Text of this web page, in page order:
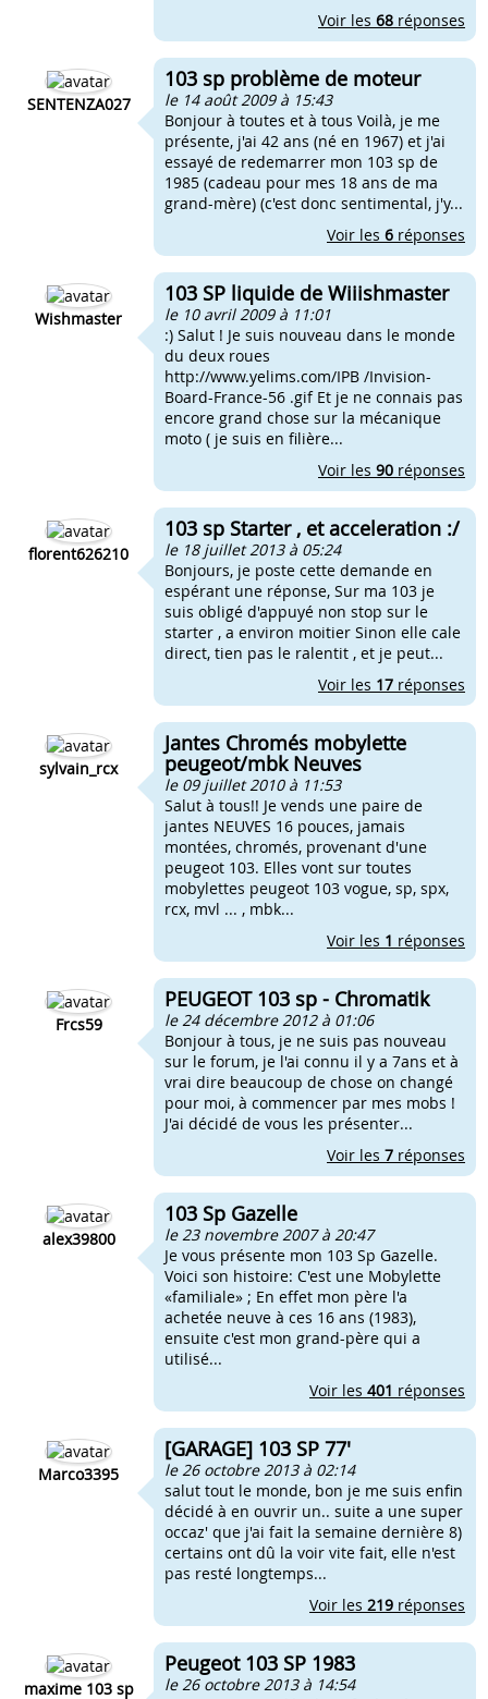
Voir les 68 réponses
SENTENZA027
103 sp problème de moteur
le 14 août 2009 à 15:43
Bonjour à toutes et à tous Voilà, je me
présente, j'ai 42 ans (né en 1967) et j'ai
essayé de redemarrer mon 103 sp de
1985 (cadeau pour mes 18 ans de ma
grand-mère) (c'est donc sentimental, j'y...
Voir les 6 réponses
Wishmaster
103 SP liquide de Wiiishmaster
le 10 avril 2009 à 11:01
:) Salut ! Je suis nouveau dans le monde
du deux roues
http://www.yelims.com/IPB /Invision-
Board-France-56 .gif Et je ne connais pas
encore grand chose sur la mécanique
moto ( je suis en filière...
Voir les 90 réponses
florent626210
103 sp Starter , et acceleration :/
le 18 juillet 2013 à 05:24
Bonjours, je poste cette demande en
espérant une réponse, Sur ma 103 je
suis obligé d'appuyé non stop sur le
starter , a environ moitier Sinon elle cale
direct, tien pas le ralentit , et je peut...
Voir les 17 réponses
sylvain_rcx
Jantes Chromés mobylette
peugeot/mbk Neuves
le 09 juillet 2010 à 11:53
Salut à tous!! Je vends une paire de
jantes NEUVES 16 pouces, jamais
montées, chromés, provenant d'une
peugeot 103. Elles vont sur toutes
mobylettes peugeot 103 vogue, sp, spx,
rcx, mvl ... , mbk...
Voir les 1 réponses
Frcs59
PEUGEOT 103 sp - Chromatik
le 24 décembre 2012 à 01:06
Bonjour à tous, je ne suis pas nouveau
sur le forum, je l'ai connu il y a 7ans et à
vrai dire beaucoup de chose on changé
pour moi, à commencer par mes mobs !
J'ai décidé de vous les présenter...
Voir les 7 réponses
alex39800
103 Sp Gazelle
le 23 novembre 2007 à 20:47
Je vous présente mon 103 Sp Gazelle.
Voici son histoire: C'est une Mobylette
«familiale» ; En effet mon père l'a
achetée neuve à ces 16 ans (1983),
ensuite c'est mon grand-père qui a
utilisé...
Voir les 401 réponses
Marco3395
[GARAGE] 103 SP 77'
le 26 octobre 2013 à 02:14
salut tout le monde, bon je me suis enfin
décidé à en ouvrir un.. suite a une super
occaz' que j'ai fait la semaine dernière 8)
certains ont dû la voir vite fait, elle n'est
pas resté longtemps...
Voir les 219 réponses
maxime 103 sp
Peugeot 103 SP 1983
le 26 octobre 2013 à 14:54